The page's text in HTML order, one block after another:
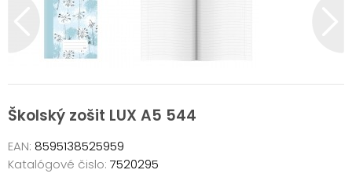
Školský zošit LUX A5 544
EAN: 8595138525959
Katalógové čislo: 7520295